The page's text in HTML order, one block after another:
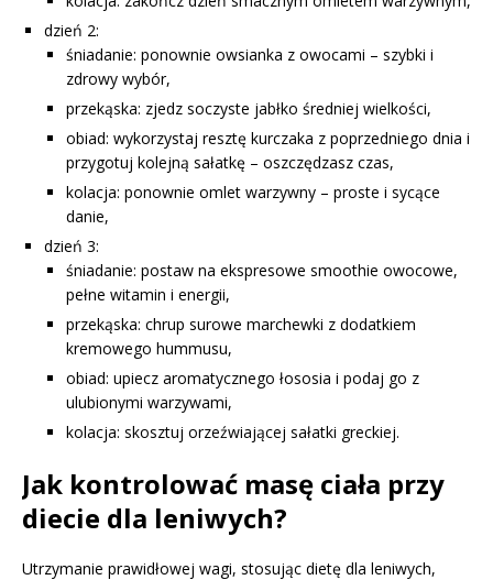
dzień 2:
śniadanie: ponownie owsianka z owocami – szybki i
zdrowy wybór,
przekąska: zjedz soczyste jabłko średniej wielkości,
obiad: wykorzystaj resztę kurczaka z poprzedniego dnia i
przygotuj kolejną sałatkę – oszczędzasz czas,
kolacja: ponownie omlet warzywny – proste i sycące
danie,
dzień 3:
śniadanie: postaw na ekspresowe smoothie owocowe,
pełne witamin i energii,
przekąska: chrup surowe marchewki z dodatkiem
kremowego hummusu,
obiad: upiecz aromatycznego łososia i podaj go z
ulubionymi warzywami,
kolacja: skosztuj orzeźwiającej sałatki greckiej.
Jak kontrolować masę ciała przy
diecie dla leniwych?
Utrzymanie prawidłowej wagi, stosując dietę dla leniwych,